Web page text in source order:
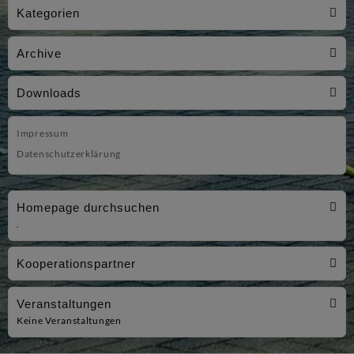
Kategorien
Archive
Downloads
Impressum
Datenschutzerklärung
bei
zwei
Meisterschaften
Homepage durchsuchen
Kooperationspartner
Veranstaltungen
Keine Veranstaltungen